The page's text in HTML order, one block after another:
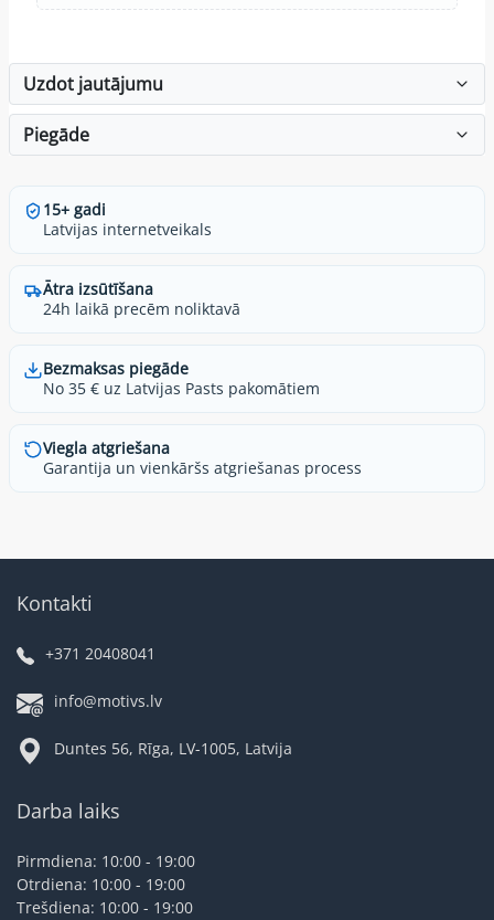
Uzdot jautājumu
Piegāde
15+ gadi
Latvijas internetveikals
Ātra izsūtīšana
24h laikā precēm noliktavā
Bezmaksas piegāde
No 35 € uz Latvijas Pasts pakomātiem
Viegla atgriešana
Garantija un vienkāršs atgriešanas process
Kontakti
+371 20408041
info@motivs.lv
Duntes 56, Rīga, LV-1005, Latvija
Darba laiks
Pirmdiena: 10:00 - 19:00
Otrdiena: 10:00 - 19:00
Trešdiena: 10:00 - 19:00